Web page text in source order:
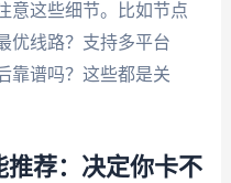
意这些细节。比如节点
优线路？支持多平台
靠谱吗？这些都是关
推荐：决定你卡不